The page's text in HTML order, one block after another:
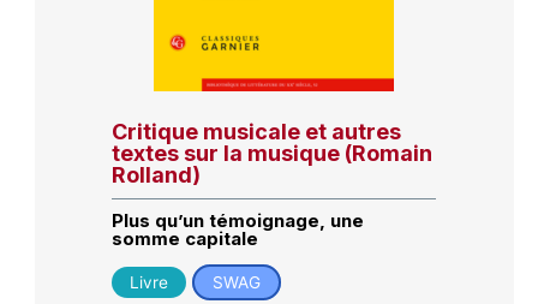
Critique musicale et autres
textes sur la musique (Romain
Rolland)
Plus qu’un témoignage, une
somme capitale
Livre SWAG